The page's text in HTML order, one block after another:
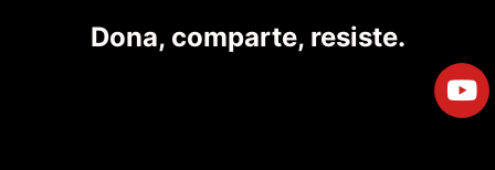
Dona, comparte, resiste.